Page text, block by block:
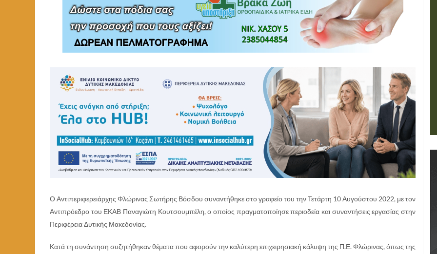
Ο Αντιπεριφερειάρχης Φλώρινας Σωτήρης Βόσδου συναντήθηκε στο γραφείο του την Τετάρτη 10 Αυγούστου 2022, με τον
Αντιπρόεδρο του ΕΚΑΒ Παναγιώτη Κουτσουμπέλη, ο οποίος πραγματοποίησε περιοδεία και συναντήσεις εργασίας στην
Περιφέρεια Δυτικής Μακεδονίας.
Κατά τη συνάντηση συζητήθηκαν θέματα που αφορούν την καλύτερη επιχειρησιακή κάλυψη της Π.Ε. Φλώρινας, όπως της